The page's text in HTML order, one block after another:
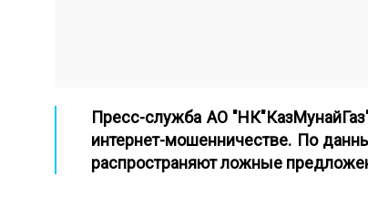
Пресс-служба АО
интернет-мошенничестве. По
распространяют ложные